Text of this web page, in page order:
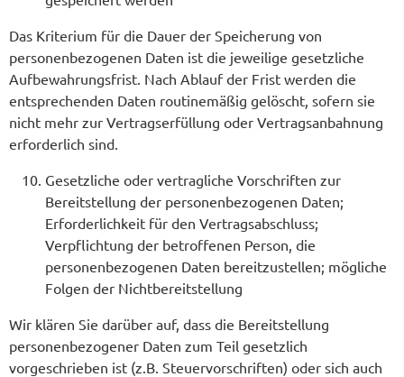
Das Kriterium für die Dauer der Speicherung von
personenbezogenen Daten ist die jeweilige gesetzliche
Aufbewahrungsfrist. Nach Ablauf der Frist werden die
entsprechenden Daten routinemäßig gelöscht, sofern sie
nicht mehr zur Vertragserfüllung oder Vertragsanbahnung
erforderlich sind.
Gesetzliche oder vertragliche Vorschriften zur
Bereitstellung der personenbezogenen Daten;
Erforderlichkeit für den Vertragsabschluss;
Verpflichtung der betroffenen Person, die
personenbezogenen Daten bereitzustellen; mögliche
Folgen der Nichtbereitstellung
Wir klären Sie darüber auf, dass die Bereitstellung
personenbezogener Daten zum Teil gesetzlich
vorgeschrieben ist (z.B. Steuervorschriften) oder sich auch